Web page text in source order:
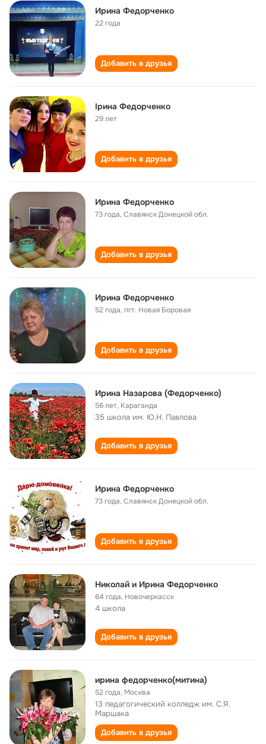
Ирина Федорченко
22 года
Добавить в друзья
Ірина Федорченко
29 лет
Добавить в друзья
Ирина Федорченко
73 года,Славянск Донецкой обл.
Добавить в друзья
Ирина Федорченко
52 года,пгт. Новая Боровая
Добавить в друзья
Ирина Назарова (Федорченко)
56 лет, Караганда
35 школа им. Ю.Н. Павлова
Добавить в друзья
Ирина Федорченко
73 года,Славянск Донецкой обл.
Добавить в друзья
Николай и Ирина Федорченко
64 года, Новочеркасск
4 школа
Добавить в друзья
ирина федорченко(митина)
52 года, Москва
13 педагогический колледж им. С.Я.
Маршака
Добавить в друзья